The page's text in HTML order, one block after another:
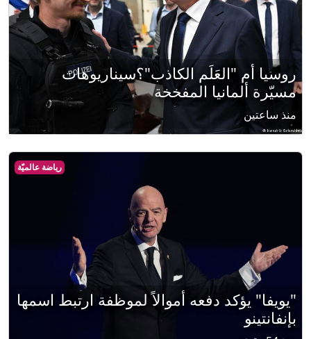
روسيا أم "العَلَم الكاذب"؟سيناريوهات
مسيّرة ألمانيا المفخخة
منذ ساعتين
رياضة عالميّة
"يويفا" يؤكد دفعه أموالاً لموظفة ارتبط اسمها
بإنفانتينو